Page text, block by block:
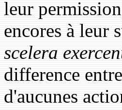
leur
encores à leur
scelera exerc
difference
d'aucunes